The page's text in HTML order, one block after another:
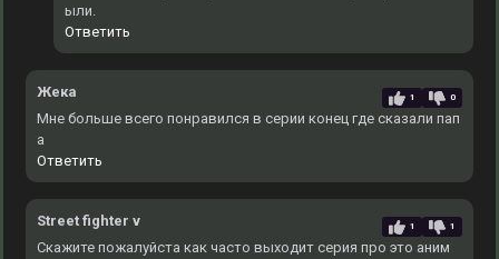
ыли.
Ответить
Жека 1 0
Мне больше всего понравился в серии конец где сказали пап
а
Ответить
Street fighter v 1 1
Скажите пожалуйста как часто выходит серия про это аним